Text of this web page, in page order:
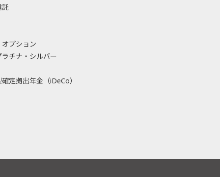
託
プション
ラチナ・シルバー
定拠出年金（iDeCo）